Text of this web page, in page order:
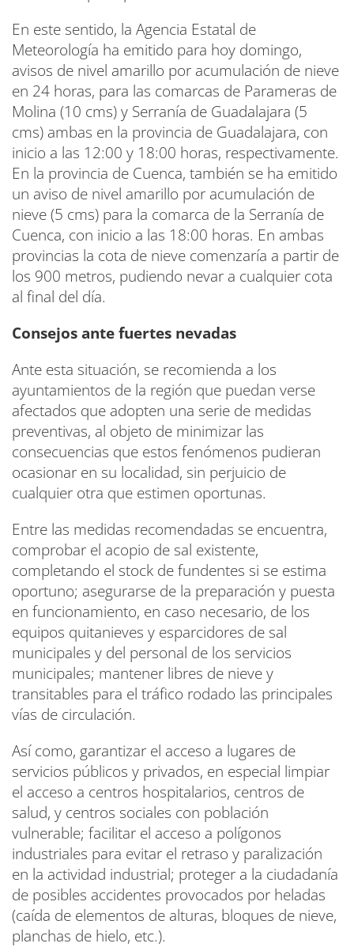
En este sentido, la Agencia Estatal de
Meteorología ha emitido para hoy domingo,
avisos de nivel amarillo por acumulación de nieve
en 24 horas, para las comarcas de Parameras de
Molina (10 cms) y Serranía de Guadalajara (5
cms) ambas en la provincia de Guadalajara, con
inicio a las 12:00 y 18:00 horas, respectivamente.
En la provincia de Cuenca, también se ha emitido
un aviso de nivel amarillo por acumulación de
nieve (5 cms) para la comarca de la Serranía de
Cuenca, con inicio a las 18:00 horas. En ambas
provincias la cota de nieve comenzaría a partir de
los 900 metros, pudiendo nevar a cualquier cota
al final del día.
Consejos ante fuertes nevadas
Ante esta situación, se recomienda a los
ayuntamientos de la región que puedan verse
afectados que adopten una serie de medidas
preventivas, al objeto de minimizar las
consecuencias que estos fenómenos pudieran
ocasionar en su localidad, sin perjuicio de
cualquier otra que estimen oportunas.
Entre las medidas recomendadas se encuentra,
comprobar el acopio de sal existente,
completando el stock de fundentes si se estima
oportuno; asegurarse de la preparación y puesta
en funcionamiento, en caso necesario, de los
equipos quitanieves y esparcidores de sal
municipales y del personal de los servicios
municipales; mantener libres de nieve y
transitables para el tráfico rodado las principales
vías de circulación.
Así como, garantizar el acceso a lugares de
servicios públicos y privados, en especial limpiar
el acceso a centros hospitalarios, centros de
salud, y centros sociales con población
vulnerable; facilitar el acceso a polígonos
industriales para evitar el retraso y paralización
en la actividad industrial; proteger a la ciudadanía
de posibles accidentes provocados por heladas
(caída de elementos de alturas, bloques de nieve,
planchas de hielo, etc.).